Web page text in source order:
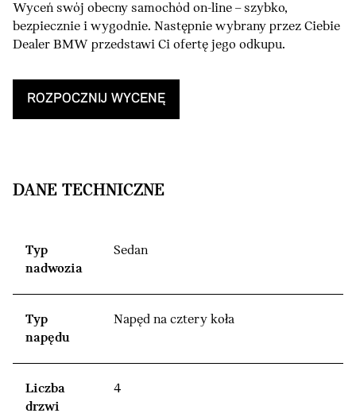
Wyceń swój obecny samochód on-line – szybko,
bezpiecznie i wygodnie. Następnie wybrany przez Ciebie
Dealer BMW przedstawi Ci ofertę jego odkupu.
ROZPOCZNIJ WYCENĘ
DANE TECHNICZNE
Typ
nadwozia
Sedan
Typ
napędu
Napęd na cztery koła
Liczba
drzwi
4